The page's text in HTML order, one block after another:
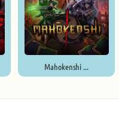
Mahokenshi ...